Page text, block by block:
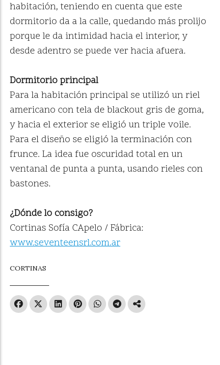
habitación, teniendo en cuenta que este
dormitorio da a la calle, quedando más prolijo
porque le da intimidad hacia el interior, y
desde adentro se puede ver hacia afuera.
Dormitorio principal
Para la habitación principal se utilizó un riel
americano con tela de blackout gris de goma,
y hacia el exterior se eligió un triple voile.
Para el diseño se eligió la terminación con
frunce. La idea fue oscuridad total en un
ventanal de punta a punta, usando rieles con
bastones.
¿Dónde lo consigo?
Cortinas Sofía CApelo / Fábrica:
www.seventeensrl.com.ar
CORTINAS